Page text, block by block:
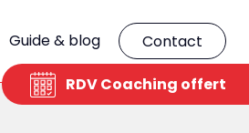
Guide & blog Contact
RDV Coaching offert